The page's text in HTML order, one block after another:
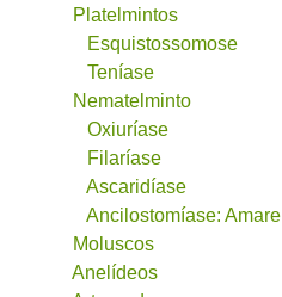
Platelmintos
Esquistossomose
Teníase
Nematelminto
Oxiuríase
Filaríase
Ascaridíase
Ancilostomíase:
Moluscos
Anelídeos